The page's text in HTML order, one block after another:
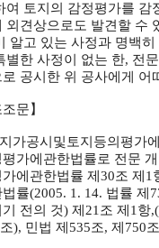
여 토지의 감정평가를 감
외견상으로도 발견할 수
알고 있는 사정과 명백
별한 사정이 없는 한, 전
로 공시한 위 공사에게
문】
가공시및토지등의평가
평가에관한법률로 전문
가에관한법률 제30조 제
률(2005. 1. 14. 법률 제
기 전의 것) 제21조 제1항
), 민법 제535조, 제750